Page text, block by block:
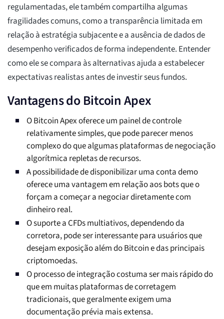
regulamentadas, ele também compartilha algumas
fragilidades comuns, como a transparência limitada em
relação à estratégia subjacente e a ausência de dados de
desempenho verificados de forma independente. Entender
como ele se compara às alternativas ajuda a estabelecer
expectativas realistas antes de investir seus fundos.
Vantagens do Bitcoin Apex
O Bitcoin Apex oferece um painel de controle
relativamente simples, que pode parecer menos
complexo do que algumas plataformas de negociação
algorítmica repletas de recursos.
A possibilidade de disponibilizar uma conta demo
oferece uma vantagem em relação aos bots que o
forçam a começar a negociar diretamente com
dinheiro real.
O suporte a CFDs multiativos, dependendo da
corretora, pode ser interessante para usuários que
desejam exposição além do Bitcoin e das principais
criptomoedas.
O processo de integração costuma ser mais rápido do
que em muitas plataformas de corretagem
tradicionais, que geralmente exigem uma
documentação prévia mais extensa.